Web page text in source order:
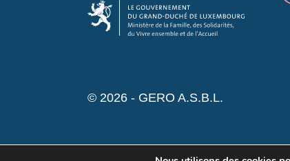
© 2026 - GERO A.S.B.L.